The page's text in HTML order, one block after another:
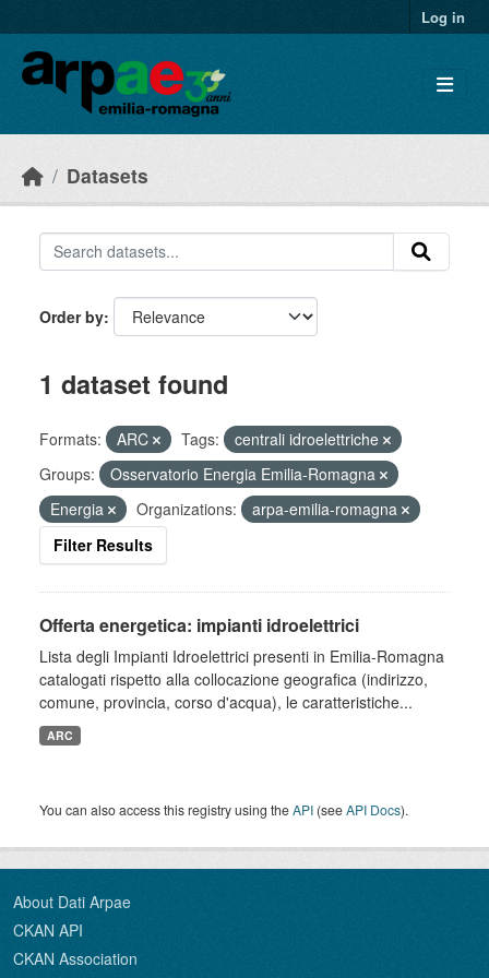
Log in
Datasets
Order by
1 dataset found
Formats: ARC Tags:
centrali idroelettriche
Groups:
Osservatorio Energia Emilia-Romagna
Energia
Organizations:
arpa-emilia-romagna
Filter Results
Offerta energetica: impianti idroelettrici
Lista degli Impianti Idroelettrici presenti in Emilia-Romagna
catalogati rispetto alla collocazione geografica (indirizzo,
comune, provincia, corso d'acqua), le caratteristiche...
ARC
You can also access this registry using theAPI (seeAPI Docs).
About Dati Arpae
CKAN API
CKAN Association